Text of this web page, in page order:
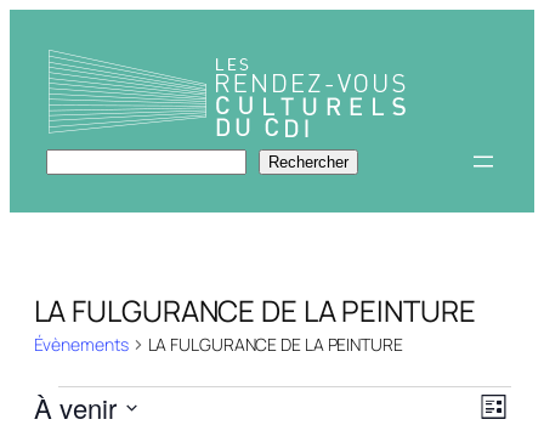
Rechercher Rechercher
LA FULGURANCE DE LA PEINTURE
Évènements LA FULGURANCE DE LA PEINTURE
Évènements de
Liste
À venir